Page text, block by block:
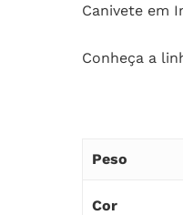
Canivete em
Conheça a
Peso
Cor